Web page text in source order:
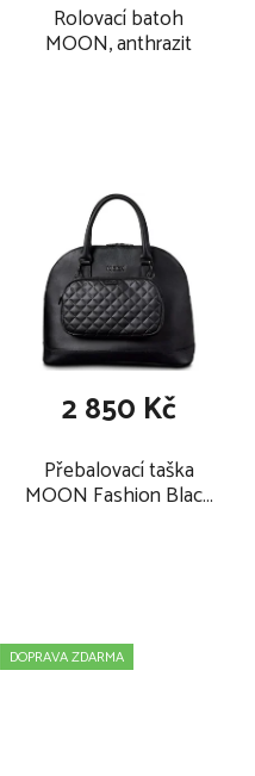
Rolovací batoh
MOON, anthrazit
Přebalovací taška
MOON Fashion Black
2 850 Kč
DOPRAVA ZDARMA